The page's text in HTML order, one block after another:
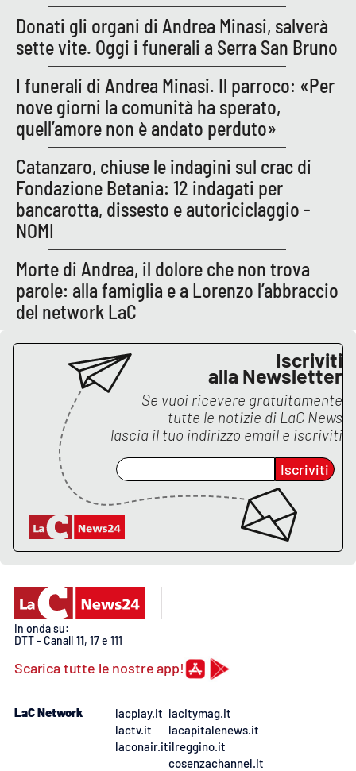
Donati gli organi di Andrea Minasi, salverà
sette vite. Oggi i funerali a Serra San Bruno
I funerali di Andrea Minasi. Il parroco: «Per
nove giorni la comunità ha sperato,
quell’amore non è andato perduto»
Catanzaro, chiuse le indagini sul crac di
Fondazione Betania: 12 indagati per
bancarotta, dissesto e autoriciclaggio -
NOMI
Morte di Andrea, il dolore che non trova
parole: alla famiglia e a Lorenzo l’abbraccio
del network LaC
Iscriviti
alla Newsletter
Se vuoi ricevere gratuitamente
tutte le notizie di LaC News
lascia il tuo indirizzo email e iscriviti
Iscriviti
In onda su:
DTT - Canali 11, 17 e 111
Scarica tutte le nostre app!
LaC Network
lacplay.it
lactv.it
laconair.it
lacitymag.it
lacapitalenews.it
ilreggino.it
cosenzachannel.it